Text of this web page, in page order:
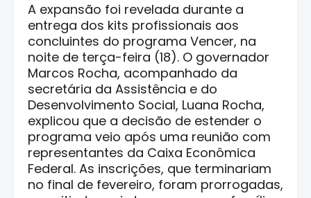
A expansão foi revelada durante a
entrega dos kits profissionais aos
concluintes do programa Vencer, na
noite de terça-feira (18). O governador
Marcos Rocha, acompanhado da
secretária da Assistência e do
Desenvolvimento Social, Luana Rocha,
explicou que a decisão de estender o
programa veio após uma reunião com
representantes da Caixa Econômica
Federal. As inscrições, que terminariam
no final de fevereiro, foram prorrogadas,